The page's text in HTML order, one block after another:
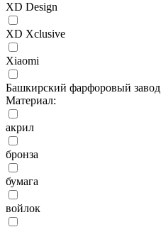
XD Design
XD Xclusive
Xiaomi
Башкирский фарфоровый завод
Материал:
акрил
бронза
бумага
войлок